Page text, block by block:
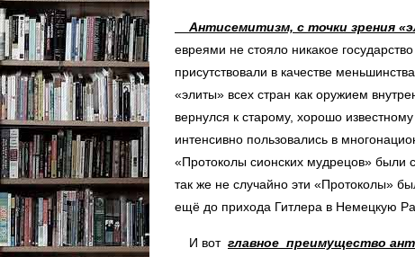
Антисемитизм, с точки зрения
евреями не стояло никакое
присутствовали в качестве
«элиты» всех стран как оружием
вернулся к старому, хорошо
интенсивно пользовались в
«Протоколы сионских мудрецов» были
так же не случайно эти «Протоколы»
ещё до прихода Гитлера в Немецкую
И вот главное преимущество